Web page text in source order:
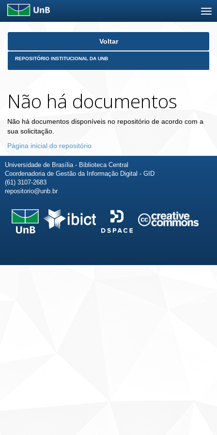
Skip
Voltar
REPOSITÓRIO INSTITUCIONAL DA UNB
Não há documentos
Não há documentos disponíveis no repositório de acordo com a
sua solicitação.
Página inicial do repositório
Universidade de Brasília - Biblioteca Central
Coordenadoria de Gestão da Informação Digital - GID
(61) 3107-2683
repositorio@unb.br